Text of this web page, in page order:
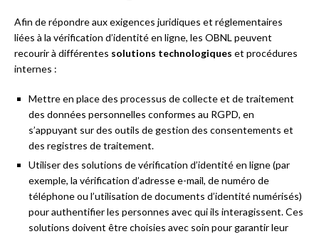
Afin de répondre aux exigences juridiques et réglementaires
liées à la vérification d’identité en ligne, les OBNL peuvent
recourir à différentes solutions technologiques et procédures
internes :
Mettre en place des processus de collecte et de traitement
des données personnelles conformes au RGPD, en
s’appuyant sur des outils de gestion des consentements et
des registres de traitement.
Utiliser des solutions de vérification d’identité en ligne (par
exemple, la vérification d’adresse e-mail, de numéro de
téléphone ou l’utilisation de documents d’identité numérisés)
pour authentifier les personnes avec qui ils interagissent. Ces
solutions doivent être choisies avec soin pour garantir leur